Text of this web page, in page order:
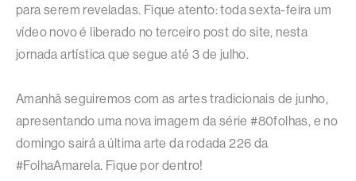
para serem reveladas. Fique atento: toda sexta-feira um
vídeo novo é liberado no terceiro post do site, nesta
jornada artística que segue até 3 de julho.
Amanhã seguiremos com as artes tradicionais de junho,
apresentando uma nova imagem da série #80folhas, e no
domingo sairá a última arte da rodada 226 da
#FolhaAmarela. Fique por dentro!